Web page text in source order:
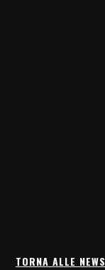
TORNA ALLE NEWS